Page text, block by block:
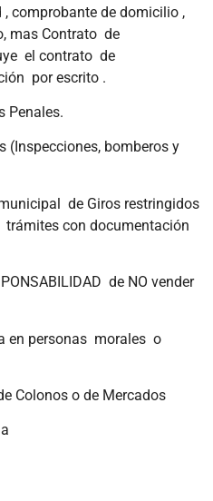
comprobante de domicilio ,
mas Contrato de
el contrato de
por escrito .
Penales.
(Inspecciones, bomberos y
de Giros restringidos
con documentación
de NO vender
en personas morales o
Colonos o de Mercados